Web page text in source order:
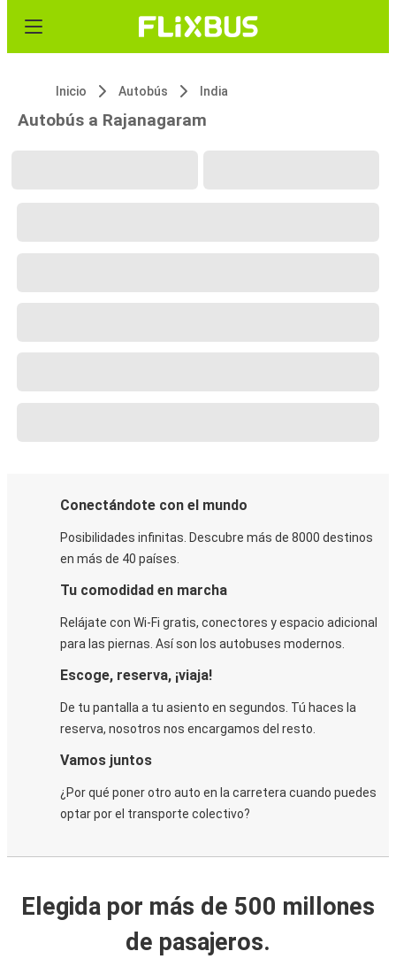
Inicio Autobús India
Autobús a Rajanagaram
Conectándote con el mundo
Posibilidades infinitas. Descubre más de 8000 destinos
en más de 40 países.
Tu comodidad en marcha
Relájate con Wi-Fi gratis, conectores y espacio adicional
para las piernas. Así son los autobuses modernos.
Escoge, reserva, ¡viaja!
De tu pantalla a tu asiento en segundos. Tú haces la
reserva, nosotros nos encargamos del resto.
Vamos juntos
¿Por qué poner otro auto en la carretera cuando puedes
optar por el transporte colectivo?
Elegida por más de 500 millones
de pasajeros.